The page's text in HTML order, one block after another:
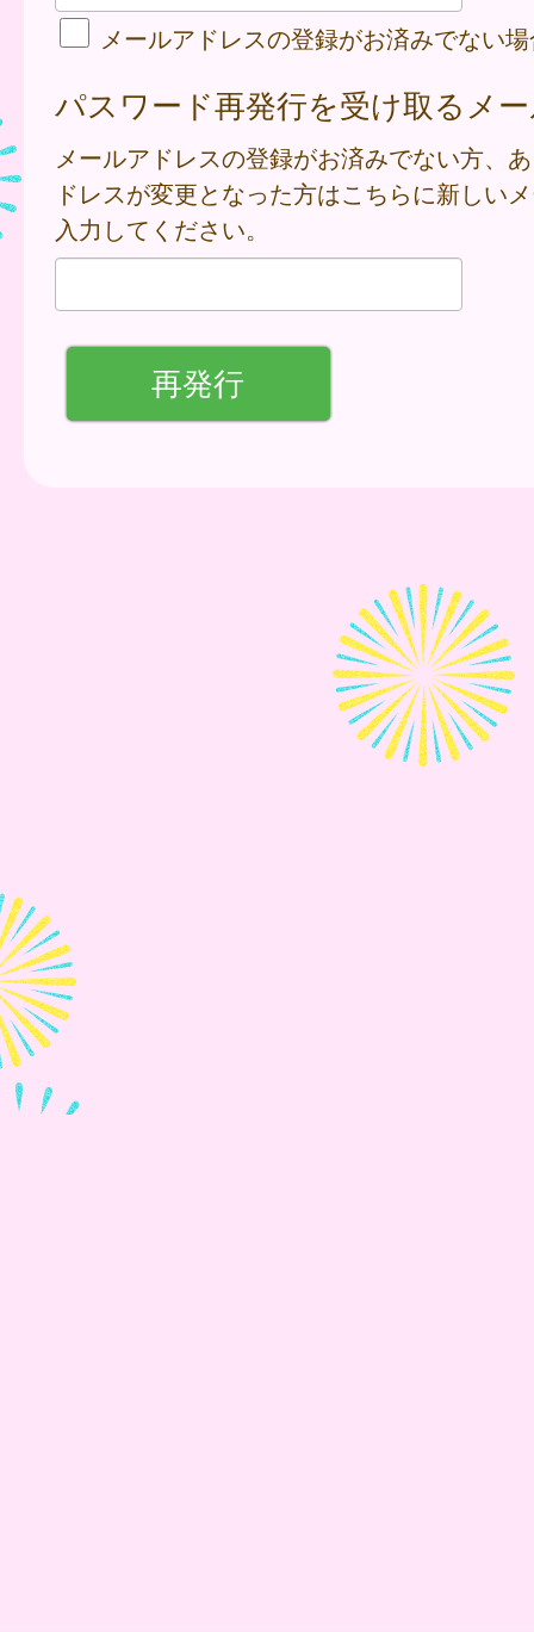
メールアドレスの登録がお済みでない
パスワード再発行を受け取るメ
メールアドレスの登録がお済みでない方、
ドレスが変更となった方はこちらに新しい
入力してください。